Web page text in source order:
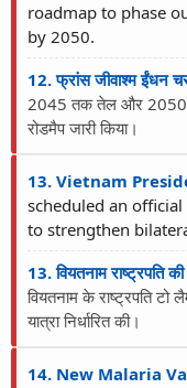
roadmap to phase
by 2050.
12. फ्रांस जीवाश्म ईंधन
2045 तक तेल और 2050
रोडमैप जारी किया।
13. Vietnam
scheduled an
to strengthen
13. वियतनाम राष्ट्रपति की
वियतनाम के राष्ट्रपति
यात्रा निर्धारित की।
14. New Malaria